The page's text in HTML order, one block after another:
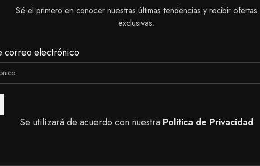
Sé el primero en conocer nuestras últimas tendencias y recibir ofertas
exclusivas.
correo electrónico
Se utilizará de acuerdo con nuestra Politica de Privacidad
SOLD